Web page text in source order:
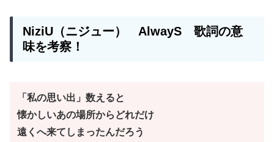
NiziU（ニジュー） AlwayS 歌詞の意
味を考察！
「私の思い出」数えると
懐かしいあの場所からどれだけ
遠くへ来てしまったんだろう